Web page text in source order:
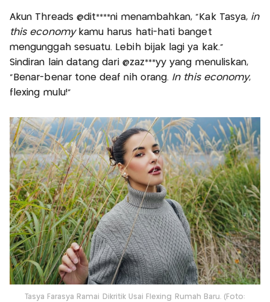
Akun Threads @dit****ni menambahkan, “Kak Tasya, in
this economykamu harus hati-hati banget
mengunggah sesuatu. Lebih bijak lagi ya kak.”
Sindiran lain datang dari @zaz***yy yang menuliskan,
“Benar-benar tone deaf nih orang. In this economy,
flexing mulu!”
Tasya Farasya Ramai Dikritik Usai Flexing Rumah Baru. (Foto: